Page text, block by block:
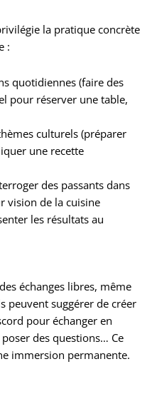
la pratique concrète
:
quotidiennes (faire des
pour réserver une table,
culturels (préparer
une recette
des passants dans
vision de la cuisine
les résultats au
échanges libres, même
peuvent suggérer de créer
pour échanger en
des questions… Ce
immersion permanente.